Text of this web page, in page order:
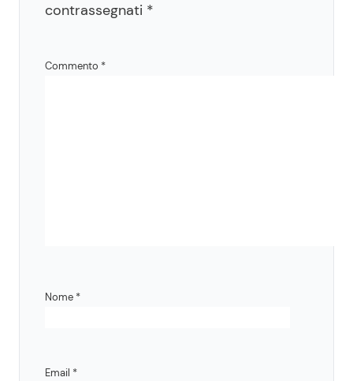
contrassegnati *
Commento *
Nome *
Email *